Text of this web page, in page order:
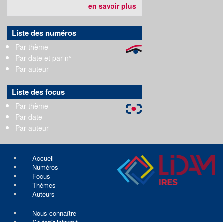
en savoir plus
Liste des numéros
Par thème
Par date et par n°
Par auteur
Liste des focus
Par thème
Par date
Par auteur
Accueil
Numéros
Focus
Thèmes
Auteurs
Nous connaître